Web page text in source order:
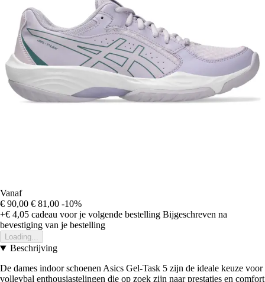
Vanaf
€ 90,00 € 81,00 -10%
+€ 4,05 cadeau voor je volgende bestelling Bijgeschreven na
bevestiging van je bestelling
Loading...
Beschrijving
De dames indoor schoenen Asics Gel-Task 5 zijn de ideale keuze voor
volleybal enthousiastelingen die op zoek zijn naar prestaties en comfort